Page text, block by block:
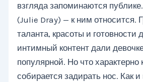
взгляда запоминаются
(Julie Dray) — к ним относится.
таланта, красоты и готовности
интимный контент дали
популярной. Но что характерно
собирается задирать нос. Как